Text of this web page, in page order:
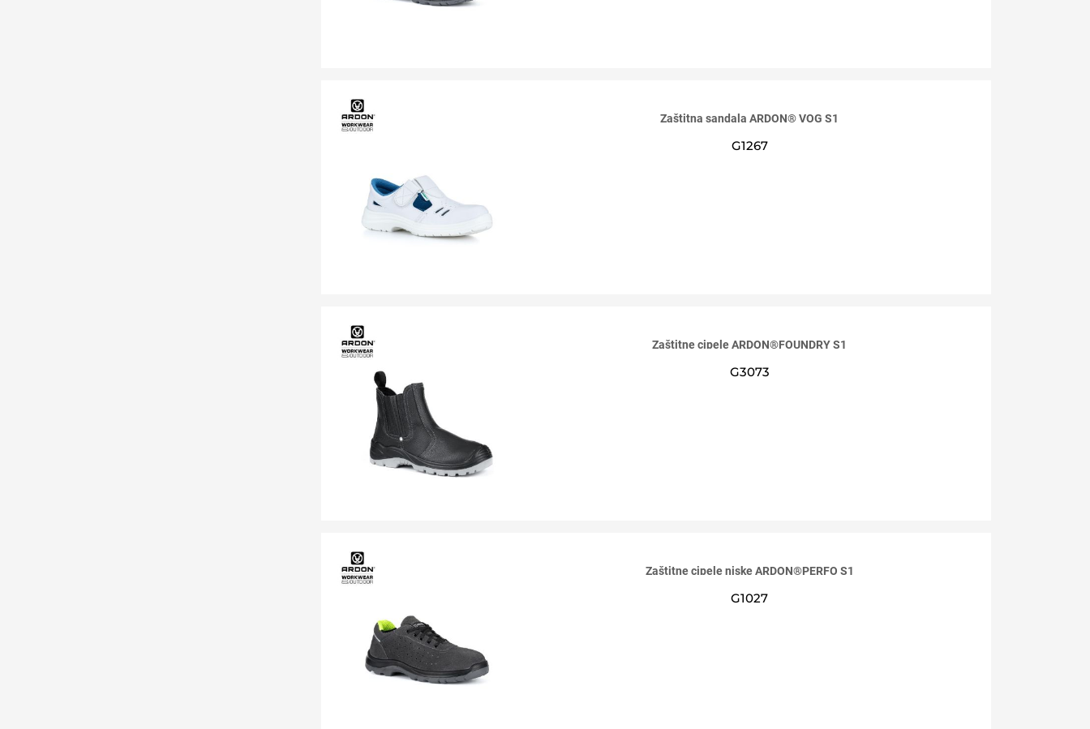
Zaštitna sandala ARDON® VOG S1
G1267
Zaštitne cipele ARDON®FOUNDRY S1
G3073
Zaštitne cipele niske ARDON®PERFO S1
G1027